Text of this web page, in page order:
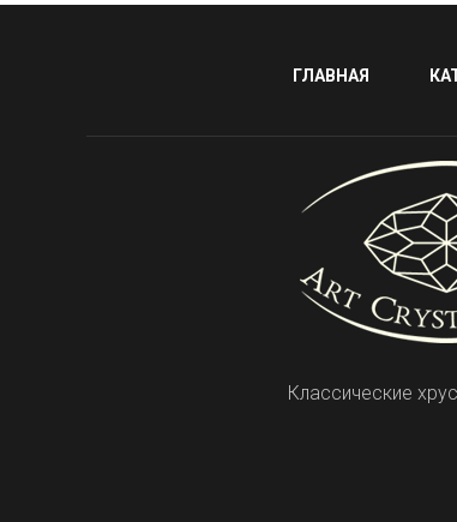
ГЛАВНАЯ
Классические